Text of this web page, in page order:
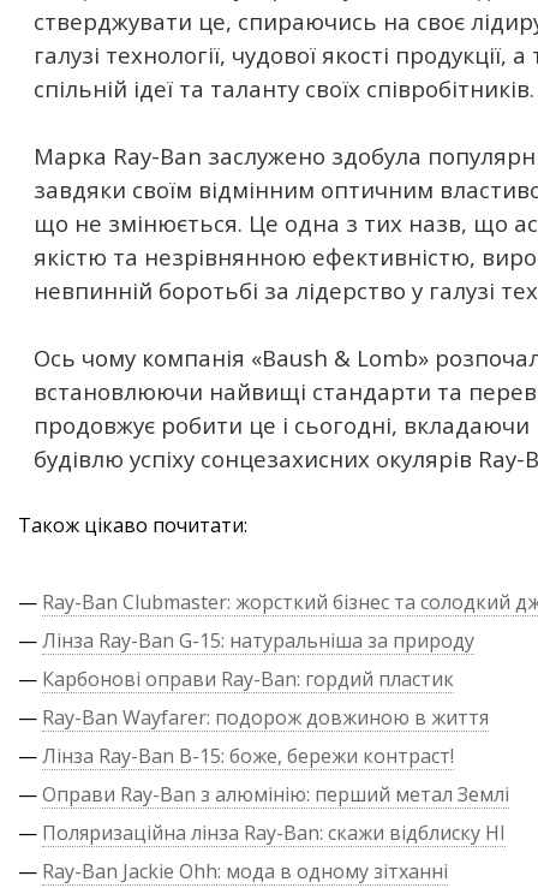
стверджувати це, спираючись на своє
галузі технології, чудової якості продукції,
спільній ідеї та таланту своїх співробітників.
Марка Ray-Ban заслужено здобула
завдяки своїм відмінним оптичним
що не змінюється. Це одна з тих назв, що
якістю та незрівнянною ефективністю,
невпинній боротьбі за лідерство у галузі
Ось чому компанія «Baush & Lomb»
встановлюючи найвищі стандарти та
продовжує робити це і сьогодні, вкладаючи
будівлю успіху сонцезахисних окулярів Ray-
Також цікаво почитати:
— Ray-Ban Clubmaster: жорсткий бізнес та солодкий
—Лінза Ray-Ban G-15: натуральніша за природу
— Карбонові оправи Ray-Ban: гордий пластик
— Ray-Ban Wayfarer: подорож довжиною в життя
—Лінза Ray-Ban B-15: боже, бережи контраст!
—Оправи Ray-Ban з алюмінію: перший метал Землі
— Поляризаційна лінза Ray-Ban: скажи відблиску НІ
— Ray-Ban Jackie Ohh: мода в одному зітханні